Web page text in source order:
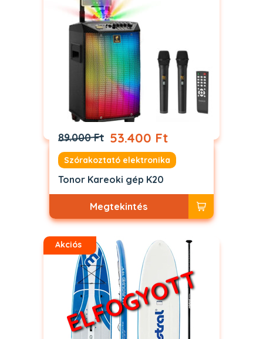
89.000 Ft 53.400 Ft
Szórakoztató elektronika
Tonor Kareoki gép K20
Megtekintés
ELFOGYOTT
Akciós